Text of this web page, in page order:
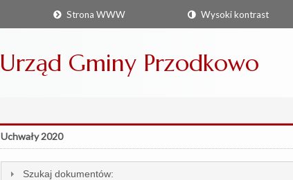
Strona WWW Wysoki kontrast
Urząd Gminy Przodkowo
Uchwały 2020
Szukaj dokumentów: